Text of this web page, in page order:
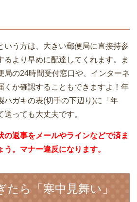
いう方は、大きい郵便局に直接持参
るより早めに配達してくれます。ま
局の24時間受付窓口や、インターネ
くか確認することもできますよ！年
ハガキの表(切手の下辺り)に「年
っても大丈夫です。
返事をメールやラインなどで済ま
。マナー違反になります。
たら「寒中見舞い」